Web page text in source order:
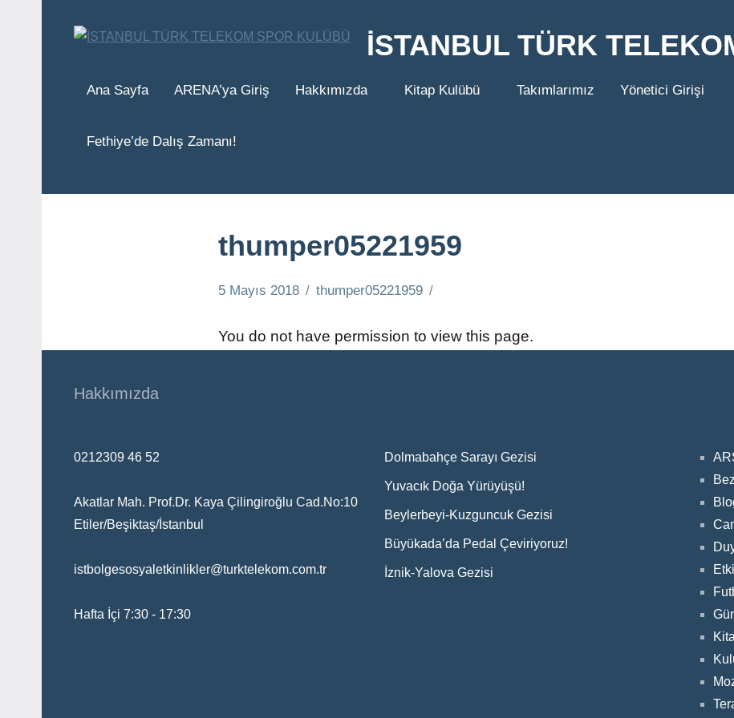
İSTANBUL TÜRK
Ana Sayfa ARENA’ya Giriş Hakkımızda Kitap Kulübü Takımlarımız Yönetici Girişi
Fethiye’de Dalış Zamanı!
thumper05221959
5 Mayıs 2018 thumper05221959
You do not have permission to view this page.
Hakkımızda
0212309 46 52
Akatlar Mah. Prof.Dr. Kaya Çilingiroğlu Cad.No:10
Etiler/Beşiktaş/İstanbul
istbolgesosyaletkinlikler@turktelekom.com.tr
Hafta İçi 7:30 - 17:30
Dolmabahçe Sarayı Gezisi
Yuvacık Doğa Yürüyüşü!
Beylerbeyi-Kuzguncuk Gezisi
Büyükada’da Pedal Çeviriyoruz!
İznik-Yalova Gezisi